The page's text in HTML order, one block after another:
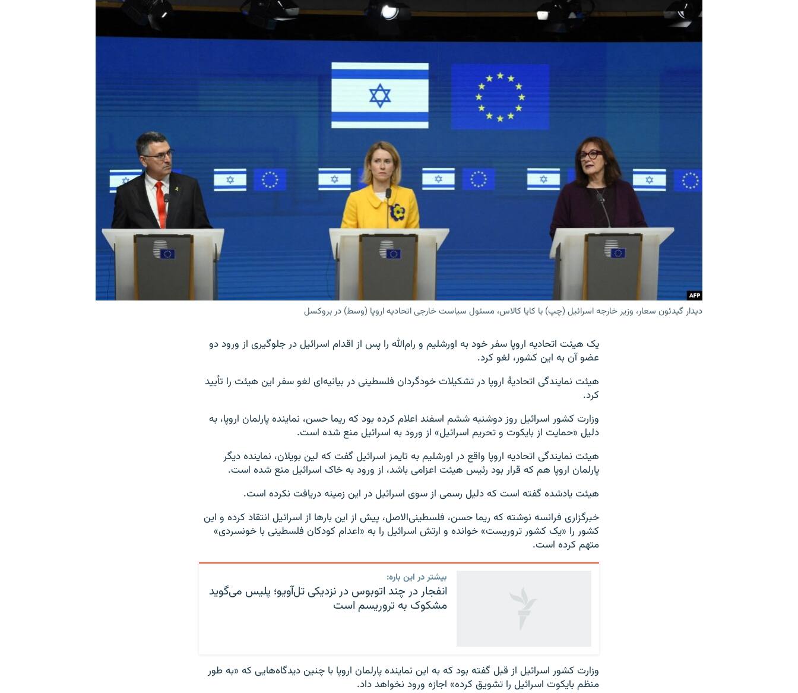
دیدار گیدئون سعار، وزیر خارجه اسرائیل (چپ) با کایا کالاس، مسئول سیاست خارجی اتحادیه اروپا (وسط) در بروکسل
یک هیئت اتحادیه اروپا سفر خود به اورشلیم و رام‌الله را پس از اقدام اسرائیل در جلوگیری از ورود دو
عضو آن به این کشور، لغو کرد.
هیئت نمایندگی اتحادیۀ اروپا در تشکیلات خودگردان فلسطینی در بیانیه‌ای لغو سفر این هیئت را تأیید
کرد.
وزارت کشور اسرائیل روز دوشنبه ششم اسفند اعلام کرده بود که ریما حسن، نماینده پارلمان اروپا، به
دلیل «حمایت از بایکوت و تحریم اسرائیل» از ورود به اسرائیل منع شده است.
هیئت نمایندگی اتحادیه اروپا واقع در اورشلیم به تایمز اسرائیل گفت که لین بویلان، نماینده دیگر
پارلمان اروپا هم که قرار بود رئیس هیئت اعزامی باشد، از ورود به خاک اسرائیل منع شده است.
هیئت یادشده گفته است که دلیل رسمی از سوی اسرائیل در این زمینه دریافت نکرده است.
خبرگزاری فرانسه نوشته که ریما حسن، فلسطینی‌الاصل، پیش از این بارها از اسرائیل انتقاد کرده و این
کشور را «یک کشور تروریست» خوانده و ارتش اسرائیل را به «اعدام کودکان فلسطینی با خونسردی»
متهم کرده است.
بیشتر در این باره:
انفجار در چند اتوبوس در نزدیکی تل‌آویو؛ پلیس می‌گوید
مشکوک به تروریسم است
وزارت کشور اسرائیل از قبل گفته بود که به این نماینده پارلمان اروپا با چنین دیدگاه‌هایی که «به طور
منظم بایکوت اسرائیل را تشویق کرده» اجازه ورود نخواهد داد.